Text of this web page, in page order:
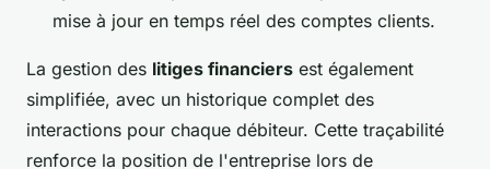
mise à jour en temps réel des comptes clients.
La gestion des litiges financiers est également
simplifiée, avec un historique complet des
interactions pour chaque débiteur. Cette traçabilité
renforce la position de l'entreprise lors de